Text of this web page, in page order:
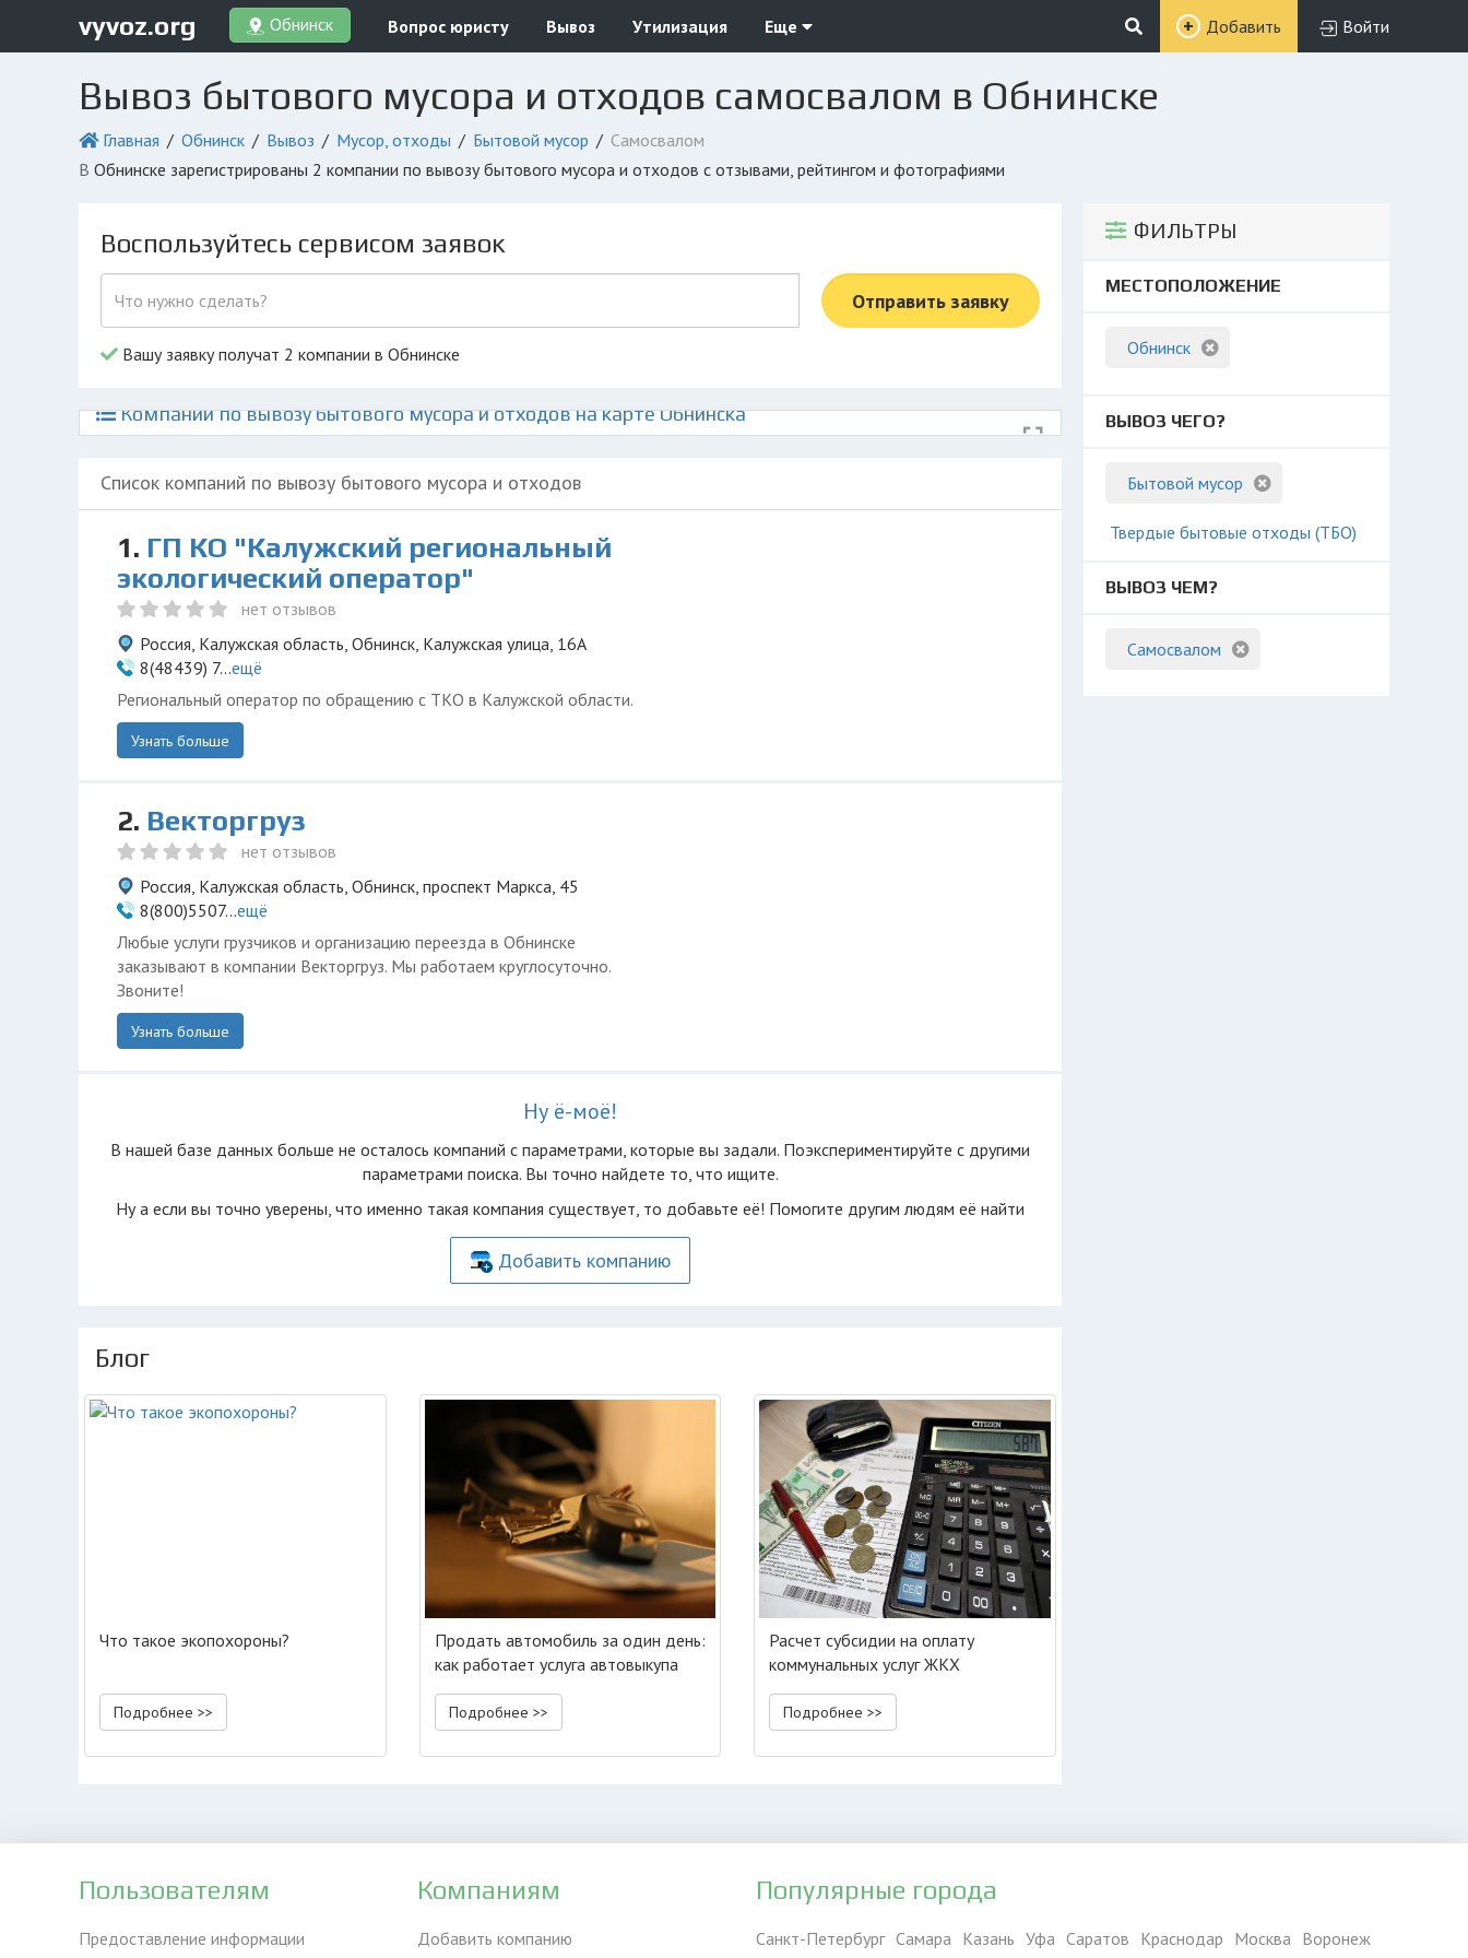
vyvoz.org Обнинск Вопрос юристу Вывоз Утилизация Еще Добавить Войти
Вывоз бытового мусора и отходов самосвалом в Обнинске
Главная Обнинск Вывоз Мусор, отходы Бытовой мусор
Самосвалом
в Обнинске зарегистрированы 2 компании по вывозу бытового мусора и отходов с отзывами, рейтингом и фотографиями
ФИЛЬТРЫ
МЕСТОПОЛОЖЕНИЕ
Обнинск
ВЫВОЗ ЧЕГО?
Бытовой мусор
Твердые бытовые отходы (ТБО)
ВЫВОЗ ЧЕМ?
Самосвалом
Воспользуйтесь сервисом заявок
Отправить заявку
Вашу заявку получат 2 компании в Обнинске
Компании по вывозу бытового мусора и отходов на карте Обнинска
Список компаний по вывозу бытового мусора и отходов
1. ГП КО "Калужский региональный
экологический оператор"
нет отзывов
Россия, Калужская область, Обнинск, Калужская улица, 16А
8(48439) 7...ещё
Региональный оператор по обращению с ТКО в Калужской области.
Узнать больше
2. Векторгруз
нет отзывов
Россия, Калужская область, Обнинск, проспект Маркса, 45
8(800)5507...ещё
Любые услуги грузчиков и организацию переезда в Обнинске
заказывают в компании Векторгруз. Мы работаем круглосуточно.
Звоните!
Узнать больше
Ну ё-моё!
В нашей базе данных больше не осталоcь компаний с параметрами, которые вы задали. Поэкспериментируйте с другими
параметрами поиска. Вы точно найдете то, что ищите.
Ну а если вы точно уверены, что именно такая компания существует, то добавьте её! Помогите другим людям её найти
Добавить компанию
Блог
Что такое экопохороны?
Подробнее >>
Продать автомобиль за один день:
как работает услуга автовыкупа
Подробнее >>
Расчет субсидии на оплату
коммунальных услуг ЖКХ
Подробнее >>
Пользователям
Предоставление информации
Компаниям
Добавить компанию
Популярные города
Санкт-Петербург Самара Казань Уфа Саратов Краснодар Москва Воронеж